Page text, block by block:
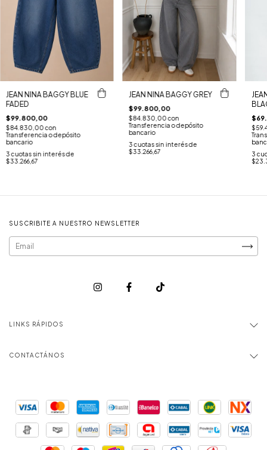
JEAN NINA BAGGY BLUE
FADED
$99.800,00
$84.830,00con
Transferencia o depósito
bancario
3 cuotas sin interés de
$33.266,67
JEAN NINA BAGGY GREY
$99.800,00
$84.830,00con
Transferencia o depósito
bancario
3 cuotas sin interés de
$33.266,67
3
SUSCRIBITE A NUESTRO NEWSLETTER
LINKS RÁPIDOS
CONTACTÁNOS